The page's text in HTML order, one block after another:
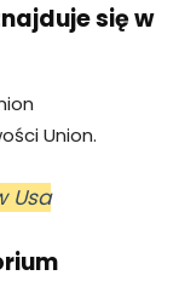
się w
Union.
Usa